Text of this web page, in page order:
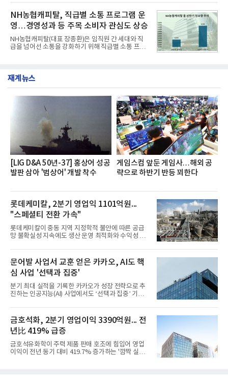
넘
혔다.‘동대문식 닭한마리 칼국수’는 예상을 뛰어넘는
소비자 호응에 힘입어 지난 7월 13일 첫 선을 보인 지
단 18일 만에 누적 판매량 50만 개를 돌파하는 성과를
거두었다.이번 신제품은 개발진이 전국의 닭한마리
전문점을 직접 찾아 다니며 최적의 육수 비율을 완성
했다. 자극적이지 않으면서도 깊은 닭육수에 마늘의
개운한 풍미를 더했으며, 국물이 잘 배어들면서도 쫄
서도
NH농협캐피탈, 직급별 소통 프로그램 운
영…경영성과 등 주목 소비자 관심도 상승
NH농협캐피탈(대표 장종환)은 임직원 간 세대와 직
급을 넘어선 소통을 강화하기 위해 직급별 소통 프로
영지원부 홍보팀과 2026년 새로이(e)＊가 공동 주관
쳐 진행됐다.참고로 새로이(e)는 NH농협캐피탈 MZ
세대들로(과장~계장) 구성된 자율 참여조직으로, 조
직문화 혁신과 업무 효율성 향상을 위한 다양한 활동
을 추진하며,새로운 변화와 이로운 영향력을 조직전
반에 전파하는 역할
재계뉴스
[LIG D&A 50년-37] 홍상어 성공
발판 삼아 '범상어' 개발 착수
게임스컴 앞둔 게임사…해외 공
략으로 하반기 반등 꾀한다
롯데케미칼, 2분기 영업익 1101억원...
"스페셜티 전환 가속"
롯데케미칼이 중동 지역 지정학적 불안에 따른 공급
망 불확실성 지속에도 생산 운영 최적화와 수익성 중
어갔다.롯데케미칼이 2026년 2분기 연결 기준 매출
액 5조6864억원, 영업이익 1101억원을 기록했다고 7
일 밝혔다. 사업별로는 기초화학 부문(롯데케미칼 기
초소재사업·LC타이탄·LC USA·롯데대산석화)이 매
출 3조9403억원, 영업이익 23억원을 기록했다. 정기
보수 영향과 원료 가격 변동에 따른 래깅 효과로 전분
기 대비 수익성은 둔화됐지만 흑자 전환 흐름을 유지
우호적인 환율 효과
문어발 사업서 교훈 얻은 카카오, AI도 핵
심 사업 '선택과 집중'
분기 최대 실적을 기록한 카카오가 성장 전략으로 추
진하는 인공지능(AI) 사업에서도 ‘선택과 집중’ 기조
라 투자에 나서는 것과 달리, 카카오는 ‘카카오톡’이
라는 플랫폼 경쟁력을 활용한 AI 에이전트 서비스에
집중하는 전략이다. 과거 무리한 사업 확장 과정에서
겪었던 시행착오를 되풀이하지 않고 핵심 역량에 집
중하겠다는 취지로 풀이된다.7일 업계에 따르면 카카
오는 올해 2분기 연결 기준 매출 2조985억원, 영업이
익 2770억원을 기록했다. 전년 동기 대비 매출과 영업
금호석화, 2분기 영업이익 3390억원... 전
년比 419% 급증
금호석유화학이 주력 제품 판매 호조에 힘입어 영업
이익이 전년 동기 대비 419.7% 증가하는 '깜짝 실